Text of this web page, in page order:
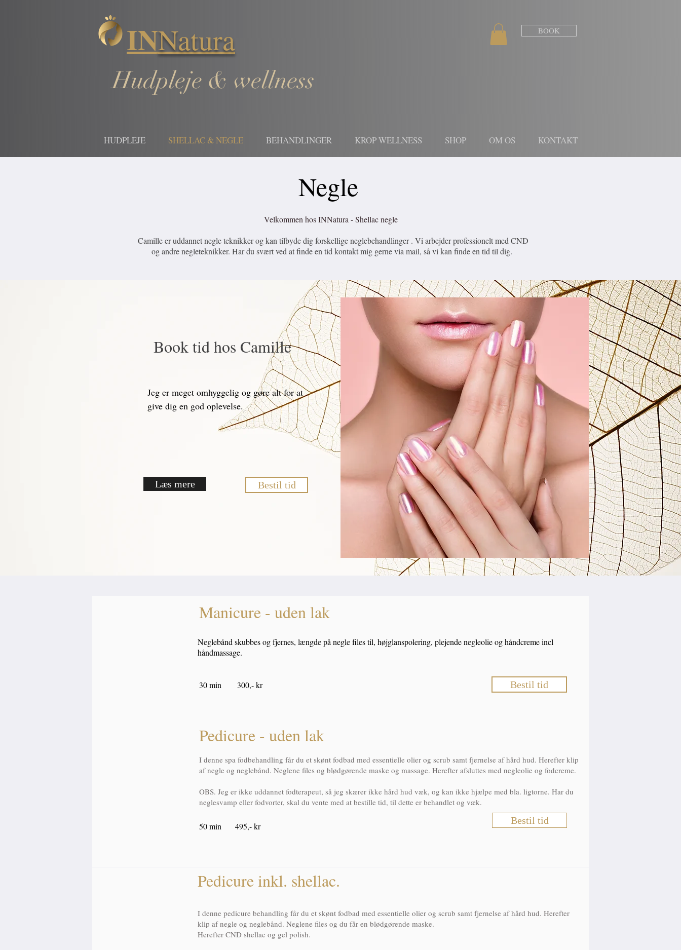
INNatura
Hudpleje & wellness
BOOK
HUDPLEJE SHELLAC & NEGLE BEHANDLINGER KROP WELLNESS SHOP OM OS KONTAKT
Negle
Velkommen hos INNatura - Shellac negle
Camille er uddannet negle teknikker og kan tilbyde dig forskellige neglebehandlinger . Vi arbejder professionelt med CND
og andre negleteknikker. Har du svært ved at finde en tid kontakt mig gerne via mail, så vi kan finde en tid til dig.
Book tid hos Camille
Jeg er meget omhyggelig og gøre alt for at
give dig en god oplevelse.
Læs mere Bestil tid
Manicure - uden lak
Neglebånd skubbes og fjernes, længde på negle files til, højglanspolering, plejende negleolie og håndcreme incl
håndmassage.
30 min 300,- kr Bestil tid
Pedicure - uden lak
I denne spa fodbehandling får du et skønt fodbad med essentielle olier og scrub samt fjernelse af hård hud. Herefter klip
af negle og neglebånd. Neglene files og blødgørende maske og massage. Herefter afsluttes med negleolie og fodcreme.
OBS. Jeg er ikke uddannet fodterapeut, så jeg skærer ikke hård hud væk, og kan ikke hjælpe med bla. ligtorne. Har du
neglesvamp eller fodvorter, skal du vente med at bestille tid, til dette er behandlet og væk.
50 min 495,- kr
Bestil tid
Pedicure inkl. shellac.
I denne pedicure behandling får du et skønt fodbad med essentielle olier og scrub samt fjernelse af hård hud. Herefter
klip af negle og neglebånd. Neglene files og du får en blødgørende maske.
Herefter CND shellac og gel polish.